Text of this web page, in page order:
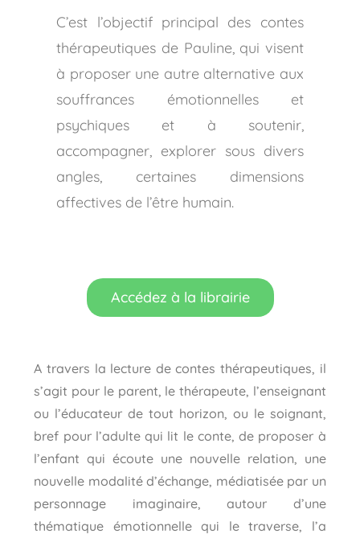
C’est l’objectif principal des contes
thérapeutiques de Pauline, qui visent
à proposer une autre alternative aux
souffrances émotionnelles et
psychiques et à soutenir,
accompagner, explorer sous divers
angles, certaines dimensions
affectives de l’être humain.
Accédez à la librairie
A travers la lecture de contes thérapeutiques, il
s’agit pour le parent, le thérapeute, l’enseignant
ou l’éducateur de tout horizon, ou le soignant,
bref pour l’adulte qui lit le conte, de proposer à
l’enfant qui écoute une nouvelle relation, une
nouvelle modalité d’échange, médiatisée par un
personnage imaginaire, autour d’une
thématique émotionnelle qui le traverse, l’a